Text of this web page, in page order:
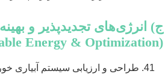
ج) انرژی‌های تجدیدپذیر و
(Renewable Energy & Optimization)
طراحی و ارزیابی سیستم آبیاری